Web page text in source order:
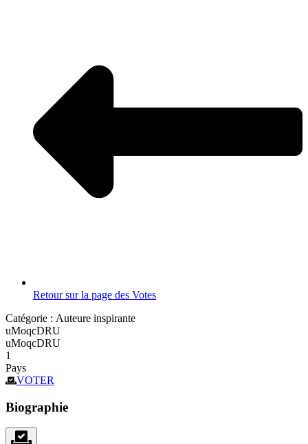
Retour sur la page des Votes
Catégorie : Auteure inspirante
uMoqcDRU
uMoqcDRU
1
Pays
VOTER
Biographie